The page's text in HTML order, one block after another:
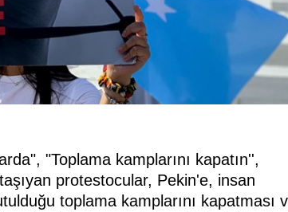
"Toplama kamplarını kapatın'',
protestocular, Pekin'e, insan
toplama kamplarını kapatması